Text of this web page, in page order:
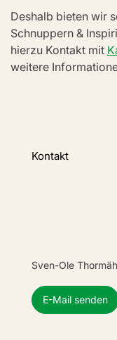
Deshalb bieten wir
Schnuppern &
hierzu Kontakt mit
weitere
Kontakt
Sven-Ole
E-Mail senden